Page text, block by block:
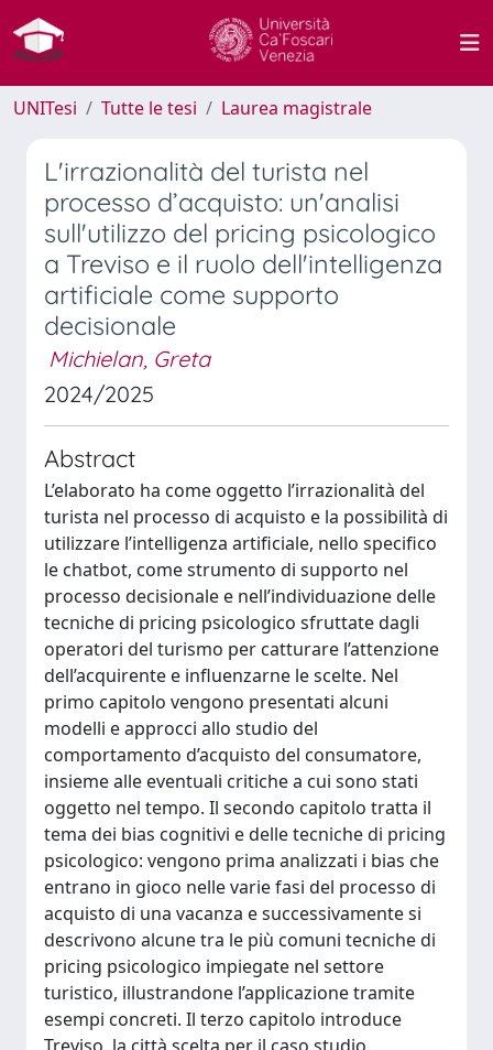
UNITesi Tutte le tesi Laurea magistrale
L'irrazionalità del turista nel
processo d’acquisto: un'analisi
sull'utilizzo del pricing psicologico
a Treviso e il ruolo dell'intelligenza
artificiale come supporto
decisionale
Michielan, Greta
2024/2025
Abstract
L’elaborato ha come oggetto l’irrazionalità del
turista nel processo di acquisto e la possibilità di
utilizzare l’intelligenza artificiale, nello specifico
le chatbot, come strumento di supporto nel
processo decisionale e nell’individuazione delle
tecniche di pricing psicologico sfruttate dagli
operatori del turismo per catturare l’attenzione
dell’acquirente e influenzarne le scelte. Nel
primo capitolo vengono presentati alcuni
modelli e approcci allo studio del
comportamento d’acquisto del consumatore,
insieme alle eventuali critiche a cui sono stati
oggetto nel tempo. Il secondo capitolo tratta il
tema dei bias cognitivi e delle tecniche di pricing
psicologico: vengono prima analizzati i bias che
entrano in gioco nelle varie fasi del processo di
acquisto di una vacanza e successivamente si
descrivono alcune tra le più comuni tecniche di
pricing psicologico impiegate nel settore
turistico, illustrandone l’applicazione tramite
esempi concreti. Il terzo capitolo introduce